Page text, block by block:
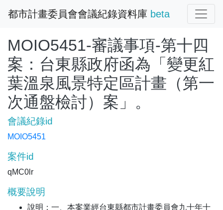
都市計畫委員會會議紀錄資料庫 beta
MOIO5451-審議事項-第十四
案：台東縣政府函為「變更紅
葉溫泉風景特定區計畫（第一
次通盤檢討）案」。
會議紀錄id
MOIO5451
案件id
qMC0lr
概要說明
說明：一、本案業經台東縣都市計畫委員會九十年十